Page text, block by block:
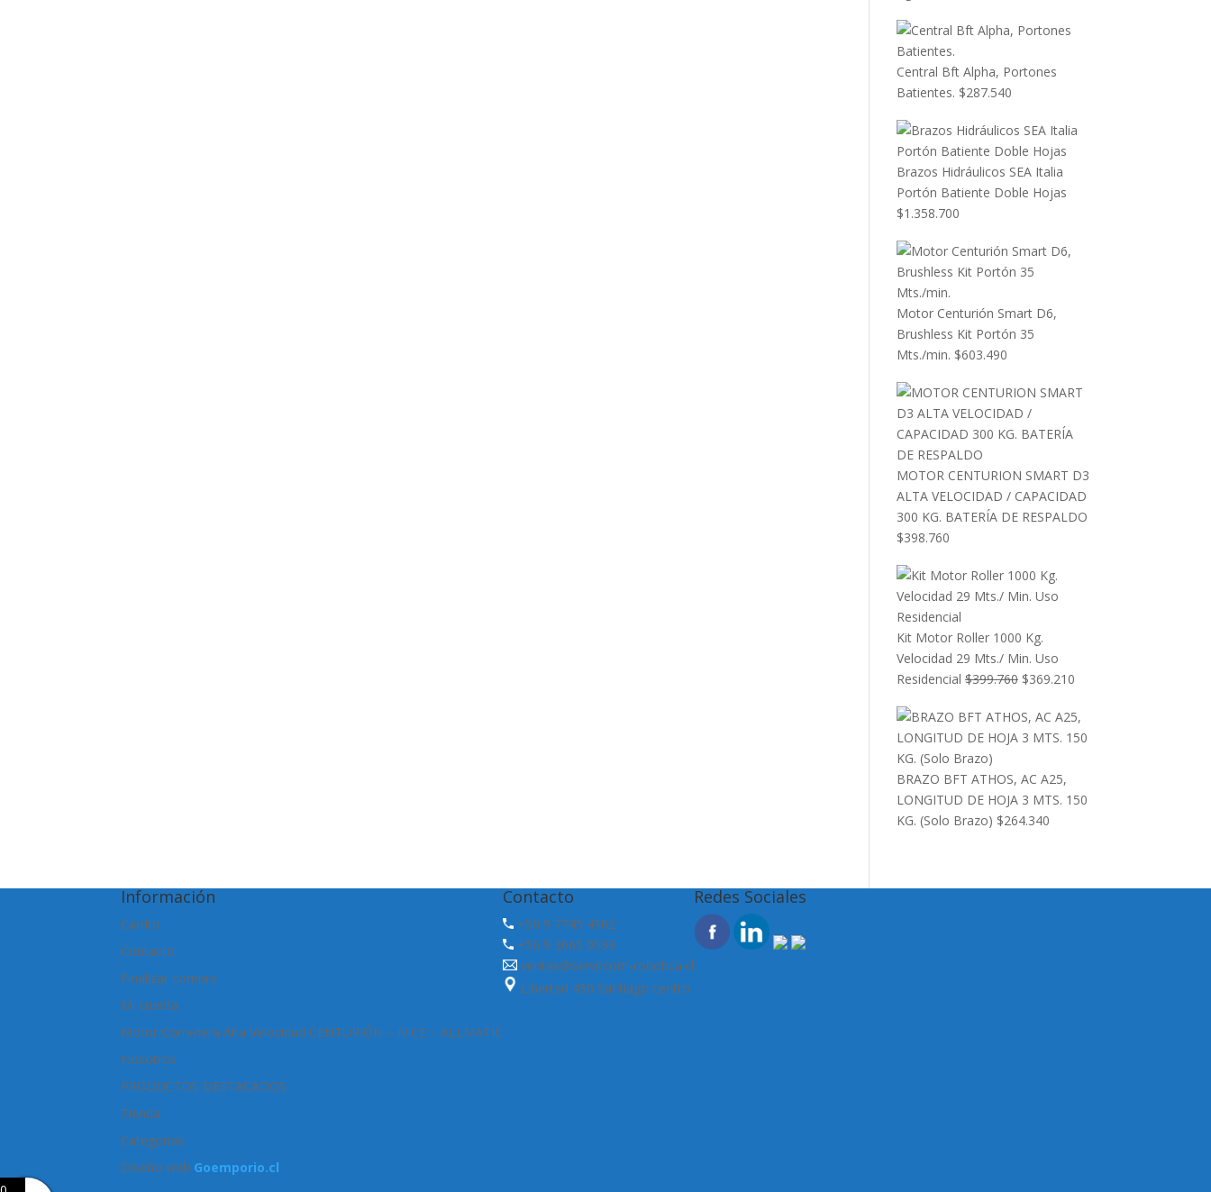
Central Bft Alpha, Portones
Batientes. $287.540
Brazos Hidráulicos SEA Italia
Portón Batiente Doble Hojas
$1.358.700
Motor Centurión Smart D6,
Brushless Kit Portón 35
Mts./min. $603.490
MOTOR CENTURION SMART D3
ALTA VELOCIDAD / CAPACIDAD
300 KG. BATERÍA DE RESPALDO
$398.760
Kit Motor Roller 1000 Kg.
Velocidad 29 Mts./ Min. Uso
Residencial $399.760 El
original
era:
$369.210El
actual
es:
BRAZO BFT ATHOS, AC A25,
LONGITUD DE HOJA 3 MTS. 150
KG. (Solo Brazo) $264.340
Información
Carrito
Contacto
Finalizar compra
Mi cuenta
Motor Corredera Alta Velocidad CENTURIÓN – NICE – ALLMATIC
Nosotros
PRODUCTOS DESTACADOS
Tienda
Categorías
Contacto
+56 9 7745 4962
+56 9 3665 0539
ventas@servitcom-robotica.cl
Libertad 450 Santiago centro.
Redes Sociales
Diseño web Goemporio.cl